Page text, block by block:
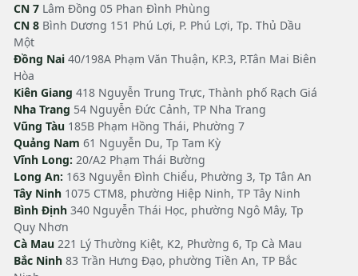
CN 7 Lâm Đồng 05 Phan Đình Phùng
CN 8 Bình Dương 151 Phú Lợi, P. Phú Lợi, Tp. Thủ Dầu
Một
Đồng Nai 40/198A Phạm Văn Thuận, KP.3, P.Tân Mai Biên
Hòa
Kiên Giang 418 Nguyễn Trung Trực, Thành phố Rạch Giá
Nha Trang 54 Nguyễn Đức Cảnh, TP Nha Trang
Vũng Tàu 185B Phạm Hồng Thái, Phường 7
Quảng Nam 61 Nguyễn Du, Tp Tam Kỳ
Vĩnh Long: 20/A2 Phạm Thái Bường
Long An: 163 Nguyễn Đình Chiểu, Phường 3, Tp Tân An
Tây Ninh 1075 CTM8, phường Hiệp Ninh, TP Tây Ninh
Bình Định 340 Nguyễn Thái Học, phường Ngô Mây, Tp
Quy Nhơn
Cà Mau 221 Lý Thường Kiệt, K2, Phường 6, Tp Cà Mau
Bắc Ninh 83 Trần Hưng Đạo, phường Tiền An, TP Bắc